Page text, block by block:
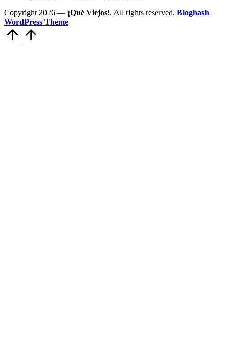
Copyright 2026 — ¡Qué Viejos!. All rights reserved. Bloghash
WordPress Theme